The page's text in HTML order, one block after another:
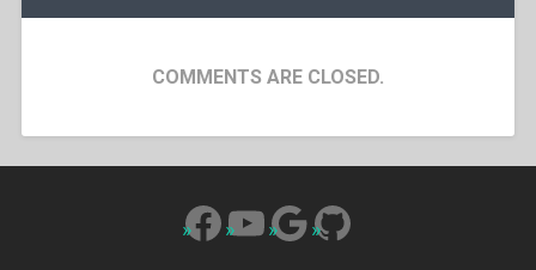
COMMENTS ARE CLOSED.
Facebook
YouTube
Google
GitHub